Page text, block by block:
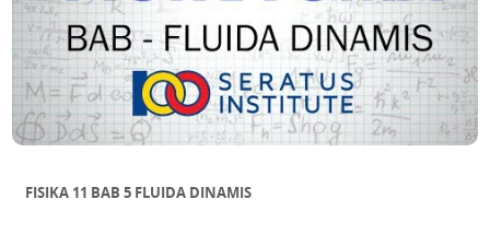
FISIKA 11 BAB 5 FLUIDA DINAMIS